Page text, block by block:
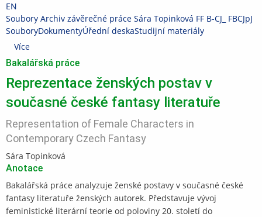
Přeskočit
na
horní
lištu
Přeskočit
na
hlavičku
Přeskočit
na
aplikační
menu
Přeskočit
na
obsah
Přeskočit
na
patičku
EN
>
Soubory >
Archiv závěrečné práce Sára Topinková FF B-CJ_ FBCJpJ
SouboryDokumentyÚřední deskaStudijní materiály
Více
Bakalářská práce
Reprezentace ženských postav v
současné české fantasy literatuře
Representation of Female Characters in
Contemporary Czech Fantasy
Sára Topinková
Anotace
Bakalářská práce analyzuje ženské postavy v současné české
fantasy literatuře ženských autorek. Představuje vývoj
feministické literární teorie od poloviny 20. století do